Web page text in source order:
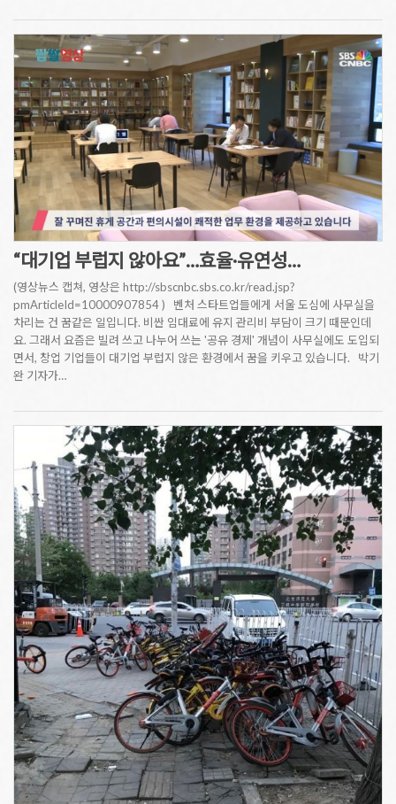
“대기업 부럽지 않아요”…효율·유연성…
(영상뉴스 캡쳐, 영상은 http://sbscnbc.sbs.co.kr/read.jsp?
pmArticleId=10000907854 ) 벤처 스타트업들에게 서울 도심에 사무실을
차리는 건 꿈같은 일입니다. 비싼 임대료에 유지 관리비 부담이 크기 때문인데
요. 그래서 요즘은 빌려 쓰고 나누어 쓰는 '공유 경제' 개념이 사무실에도 도입되
면서, 창업 기업들이 대기업 부럽지 않은 환경에서 꿈을 키우고 있습니다. 박기
완 기자가…